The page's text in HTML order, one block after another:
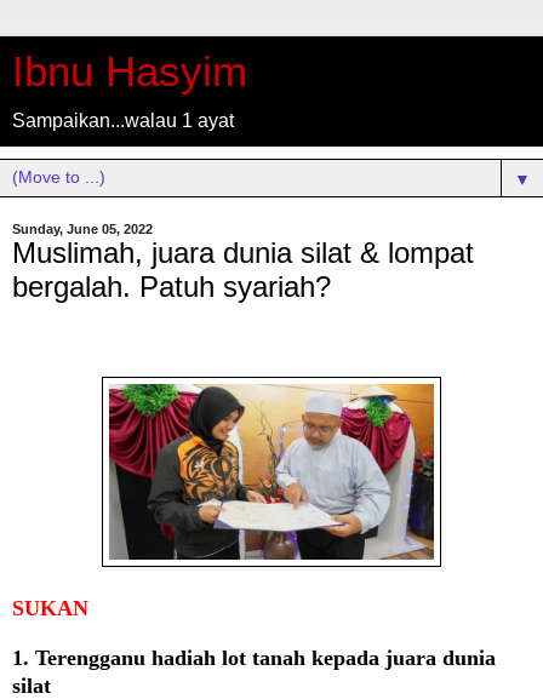
Ibnu Hasyim
Sampaikan...walau 1 ayat
▼
Sunday, June 05, 2022
Muslimah, juara dunia silat & lompat
bergalah. Patuh syariah?
SUKAN
1. Terengganu hadiah lot tanah kepada juara dunia
silat